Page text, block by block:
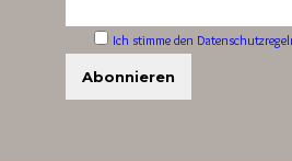
Ich stimme den